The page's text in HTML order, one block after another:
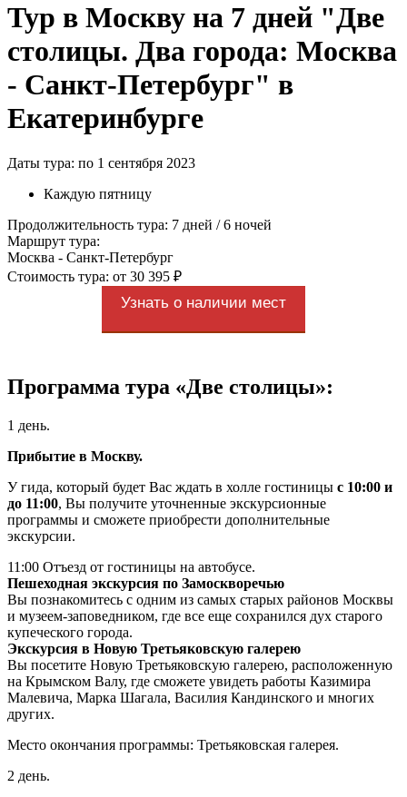
Тур в Москву на 7 дней "Две
столицы. Два города: Москва
- Санкт-Петербург" в
Екатеринбурге
Даты тура: по 1 сентября 2023
Каждую пятницу
Продолжительность тура: 7 дней / 6 ночей
Маршрут тура:
Москва - Санкт-Петербург
Стоимость тура: от 30 395 ₽
Узнать о наличии мест
Программа тура «Две столицы»:
1 день.
Прибытие в Москву.
У гида, который будет Вас ждать в холле гостиницы с 10:00 и
до 11:00, Вы получите уточненные экскурсионные
программы и сможете приобрести дополнительные
экскурсии.
11:00 Отъезд от гостиницы на автобусе.
Пешеходная экскурсия по Замоскворечью
Вы познакомитесь с одним из самых старых районов Москвы
и музеем-заповедником, где все еще сохранился дух старого
купеческого города.
Экскурсия в Новую Третьяковскую галерею
Вы посетите Новую Третьяковскую галерею, расположенную
на Крымском Валу, где сможете увидеть работы Казимира
Малевича, Марка Шагала, Василия Кандинского и многих
других.
Место окончания программы: Третьяковская галерея.
2 день.